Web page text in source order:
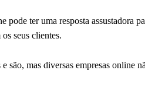
pode ter uma resposta assustadora
seus clientes.
são, mas diversas empresas online